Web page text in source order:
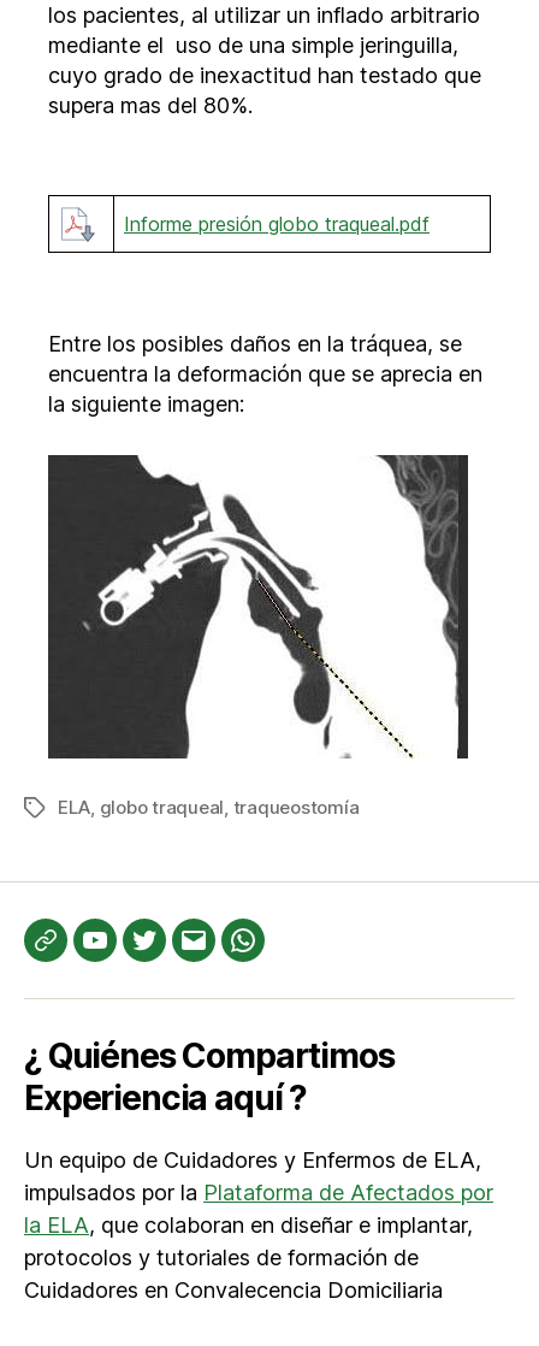
los pacientes, al utilizar un inflado arbitrario
mediante el uso de una simple jeringuilla,
cuyo grado de inexactitud han testado que
supera mas del 80%.
Informe presión globo traqueal.pdf
Entre los posibles daños en la tráquea, se
encuentra la deformación que se aprecia en
la siguiente imagen:
Etiquetas
ELA globo traqueal traqueostomía
Te
YouTubeTwitterCorreoWhatsApp
¿ Quiénes Compartimos
Experiencia aquí ?
Un equipo de Cuidadores y Enfermos de ELA,
impulsados por la Plataforma de Afectados por
la ELA, que colaboran en diseñar e implantar,
protocolos y tutoriales de formación de
Cuidadores en Convalecencia Domiciliaria